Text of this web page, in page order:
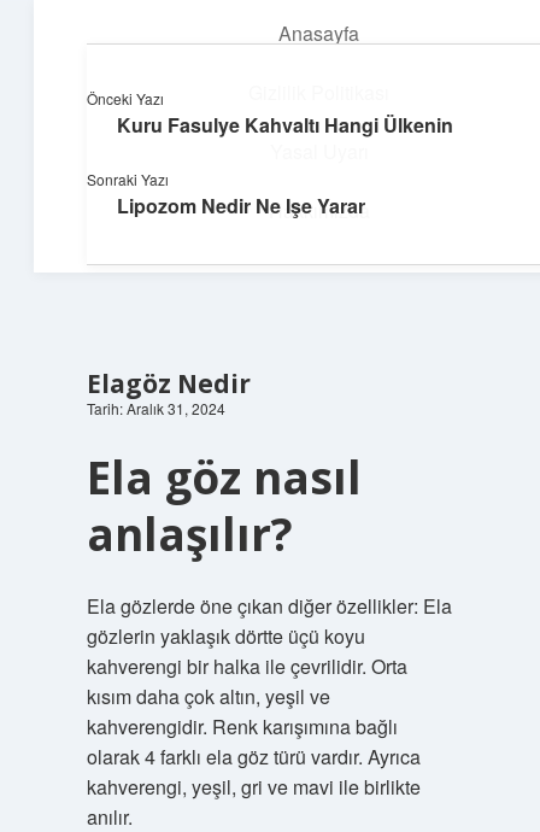
Anasayfa
Hakkımızda
Neşeli Fikir Köşesi
Hayatına neşe katan kısa hikayeler!
Elagöz Nedir
Tarih: Aralık 31, 2024
Ela göz nasıl
anlaşılır?
Ela gözlerde öne çıkan diğer özellikler: Ela
gözlerin yaklaşık dörtte üçü koyu
kahverengi bir halka ile çevrilidir. Orta
kısım daha çok altın, yeşil ve
kahverengidir. Renk karışımına bağlı
olarak 4 farklı ela göz türü vardır. Ayrıca
kahverengi, yeşil, gri ve mavi ile birlikte
anılır.
Önceki Yazı
Kuru Fasulye Kahvaltı Hangi Ülkenin
Sonraki Yazı
Lipozom Nedir Ne Işe Yarar